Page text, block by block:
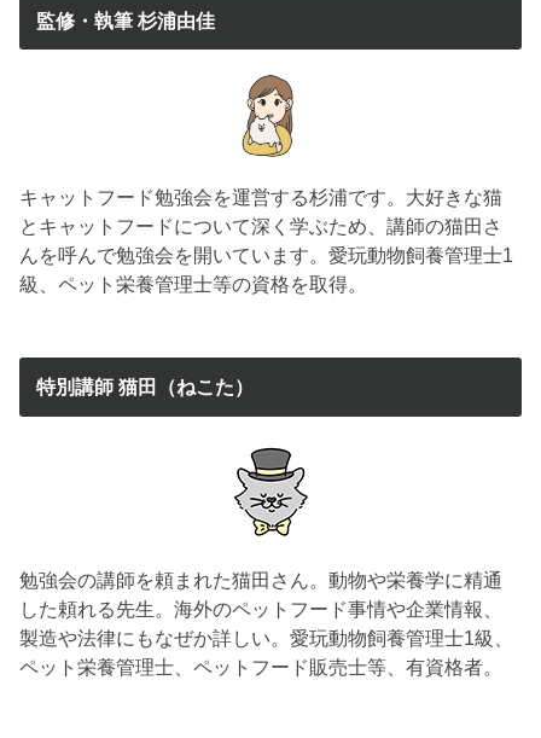
監修・執筆 杉浦由佳
キャットフード勉強会を運営する杉浦です。大好きな猫
とキャットフードについて深く学ぶため、講師の猫田さ
んを呼んで勉強会を開いています。愛玩動物飼養管理士1
級、ペット栄養管理士等の資格を取得。
特別講師 猫田（ねこた）
勉強会の講師を頼まれた猫田さん。動物や栄養学に精通
した頼れる先生。海外のペットフード事情や企業情報、
製造や法律にもなぜか詳しい。愛玩動物飼養管理士1級、
ペット栄養管理士、ペットフード販売士等、有資格者。